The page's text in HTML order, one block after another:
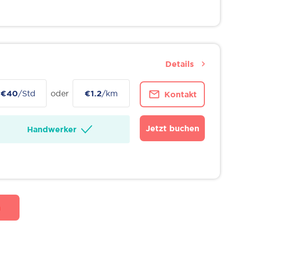
€40/Std oder €1.2/km
Handwerker
Kontakt
Jetzt buchen
Details